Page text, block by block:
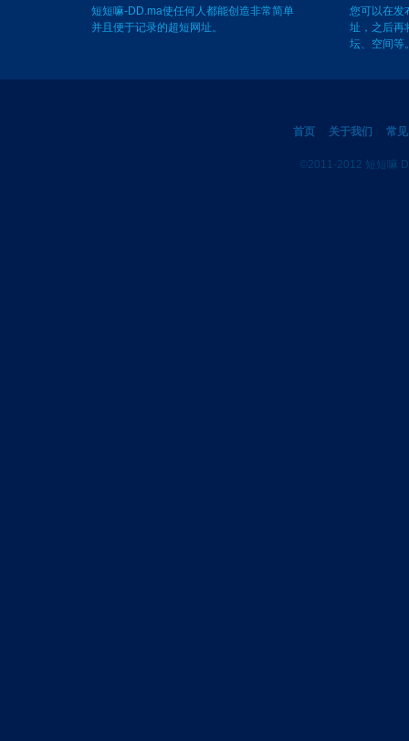
创建简单的网址
您可以在发
首页 关于我们 常